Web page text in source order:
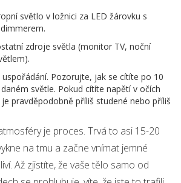
světlo v ložnici za LED žárovku s
zdroje světla (monitor TV, noční
Pozorujte, jak se cítíte po 10
světle. Pokud cítíte napětí v očích
pravděpodobně příliš studené nebo příliš
je proces. Trvá to asi 15-20
na tmu a začne vnímat jemné
Až zjistíte, že vaše tělo samo od